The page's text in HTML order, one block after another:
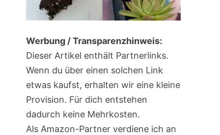
Werbung / Transparenzhinweis:
Dieser Artikel enthält Partnerlinks.
Wenn du über einen solchen Link
etwas kaufst, erhalten wir eine kleine
Provision. Für dich entstehen
dadurch keine Mehrkosten.
Als Amazon-Partner verdiene ich an